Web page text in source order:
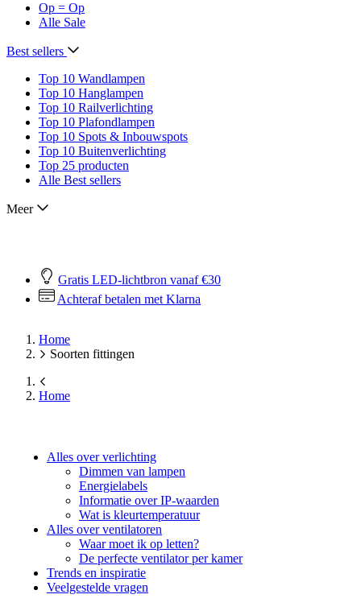
Op = Op
Alle Sale
Best sellers
Top 10 Wandlampen
Top 10 Hanglampen
Top 10 Railverlichting
Top 10 Plafondlampen
Top 10 Spots & Inbouwspots
Top 10 Buitenverlichting
Top 25 producten
Alle Best sellers
Meer
Gratis LED-lichtbron vanaf €30
Achteraf betalen met Klarna
Home
Soorten fittingen
Home
Alles over verlichting
Dimmen van lampen
Energielabels
Informatie over IP-waarden
Wat is kleurtemperatuur
Alles over ventilatoren
Waar moet ik op letten?
De perfecte ventilator per kamer
Trends en inspiratie
Veelgestelde vragen